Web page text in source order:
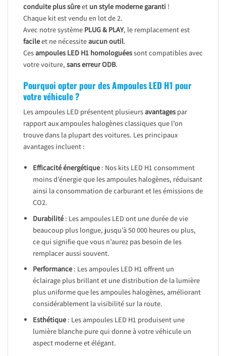
conduite plus sûreet un style moderne garanti !
Chaque kit est vendu en lot de 2.
Avec notre système PLUG & PLAY, le remplacement est
facileet ne nécessiteaucun outil.
Cesampoules LED H1 homologuéessont compatibles avec
votre voiture, sans erreur ODB.
Pourquoi opter pour des Ampoules LED H1 pour
votre véhicule ?
Les ampoules LED présentent plusieursavantagespar
rapport aux ampoules halogènes classiques que l’on
trouve dans la plupart des voitures. Les principaux
avantages incluent :
Efficacité énergétique: Nos kits LED H1 consomment
moins d’énergie que les ampoules halogènes, réduisant
ainsi la consommation de carburant et les émissions de
CO2.
Durabilité: Les ampoules LED ont une durée de vie
beaucoup plus longue, jusqu’à 50 000 heures ou plus,
ce qui signifie que vous n’aurez pas besoin de les
remplacer aussi souvent.
Performance: Les ampoules LED H1 offrent un
éclairage plus brillant et une distribution de la lumière
plus uniforme que les ampoules halogènes, améliorant
considérablement la visibilité sur la route.
Esthétique: Les ampoules LED H1 produisent une
lumière blanche pure qui donne à votre véhicule un
aspect moderne et élégant.